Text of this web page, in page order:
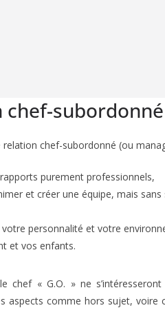
subordonné
chef-subordonné (ou
purement professionnels,
et créer une équipe, mais sans
personnalité et votre
et vos enfants.
chef « G.O. » ne
aspects comme hors sujet, voire